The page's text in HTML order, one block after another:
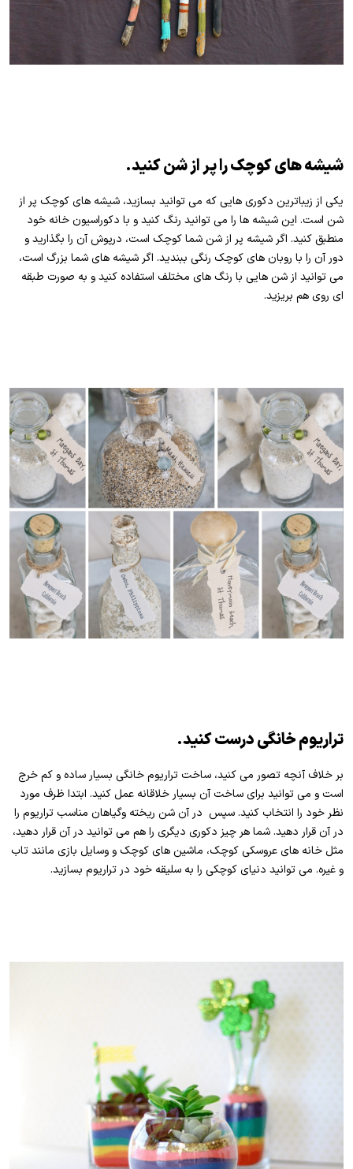
شیشه های کوچک را پر از شن کنید.
یکی از زیباترین دکوری هایی که می توانید بسازید، شیشه های کوچک پر از
شن است. این شیشه ها را می توانید رنگ کنید و با دکوراسیون خانه خود
منطبق کنید. اگر شیشه پر از شن شما کوچک است، درپوش آن را بگذارید و
دور آن را با روبان های کوچک رنگی ببندید. اگر شیشه های شما بزرگ است،
می توانید از شن هایی با رنگ های مختلف استفاده کنید و به صورت طبقه
ای روی هم بریزید.
تراریوم خانگی درست کنید.
بر خلاف آنچه تصور می کنید، ساخت تراریوم خانگی بسیار ساده و کم خرج
است و می توانید برای ساخت آن بسیار خلاقانه عمل کنید. ابتدا ظرف مورد
نظر خود را انتخاب کنید. سپس در آن شن ریخته وگیاهان مناسب تراریوم را
در آن قرار دهید. شما هر چیز دکوری دیگری را هم می توانید در آن قرار دهید،
مثل خانه های عروسکی کوچک، ماشین های کوچک و وسایل بازی مانند تاب
و غیره. می توانید دنیای کوچکی را به سلیقه خود در تراریوم بسازید.